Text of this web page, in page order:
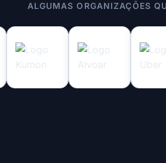
ALGUMAS ORGANIZAÇÕES